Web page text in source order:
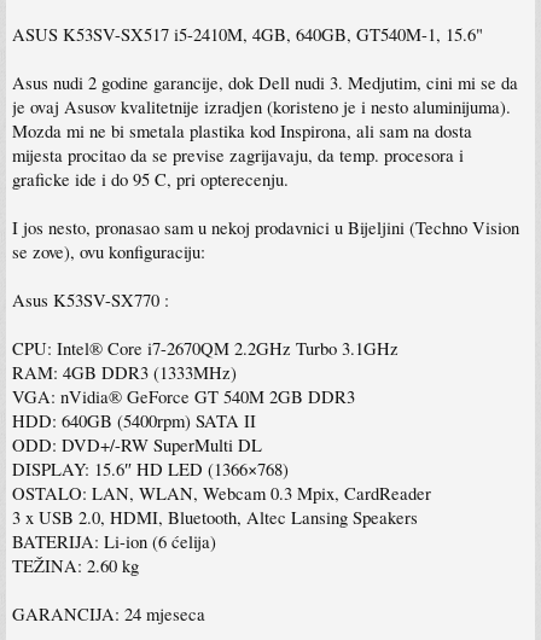
ASUS K53SV-SX517 i5-2410M, 4GB, 640GB, GT540M-1, 15.6"
Asus nudi 2 godine garancije, dok Dell nudi 3. Medjutim, cini mi se da
je ovaj Asusov kvalitetnije izradjen (koristeno je i nesto aluminijuma).
Mozda mi ne bi smetala plastika kod Inspirona, ali sam na dosta
mijesta procitao da se previse zagrijavaju, da temp. procesora i
graficke ide i do 95 C, pri opterecenju.
I jos nesto, pronasao sam u nekoj prodavnici u Bijeljini (Techno Vision
se zove), ovu konfiguraciju:
Asus K53SV-SX770 :
CPU: Intel® Core i7-2670QM 2.2GHz Turbo 3.1GHz
RAM: 4GB DDR3 (1333MHz)
VGA: nVidia® GeForce GT 540M 2GB DDR3
HDD: 640GB (5400rpm) SATA II
ODD: DVD+/-RW SuperMulti DL
DISPLAY: 15.6″ HD LED (1366×768)
OSTALO: LAN, WLAN, Webcam 0.3 Mpix, CardReader
3 x USB 2.0, HDMI, Bluetooth, Altec Lansing Speakers
BATERIJA: Li-ion (6 ćelija)
TEŽINA: 2.60 kg
GARANCIJA: 24 mjeseca